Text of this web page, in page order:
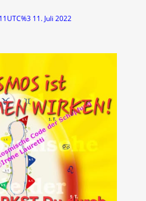
11. Juli 2022